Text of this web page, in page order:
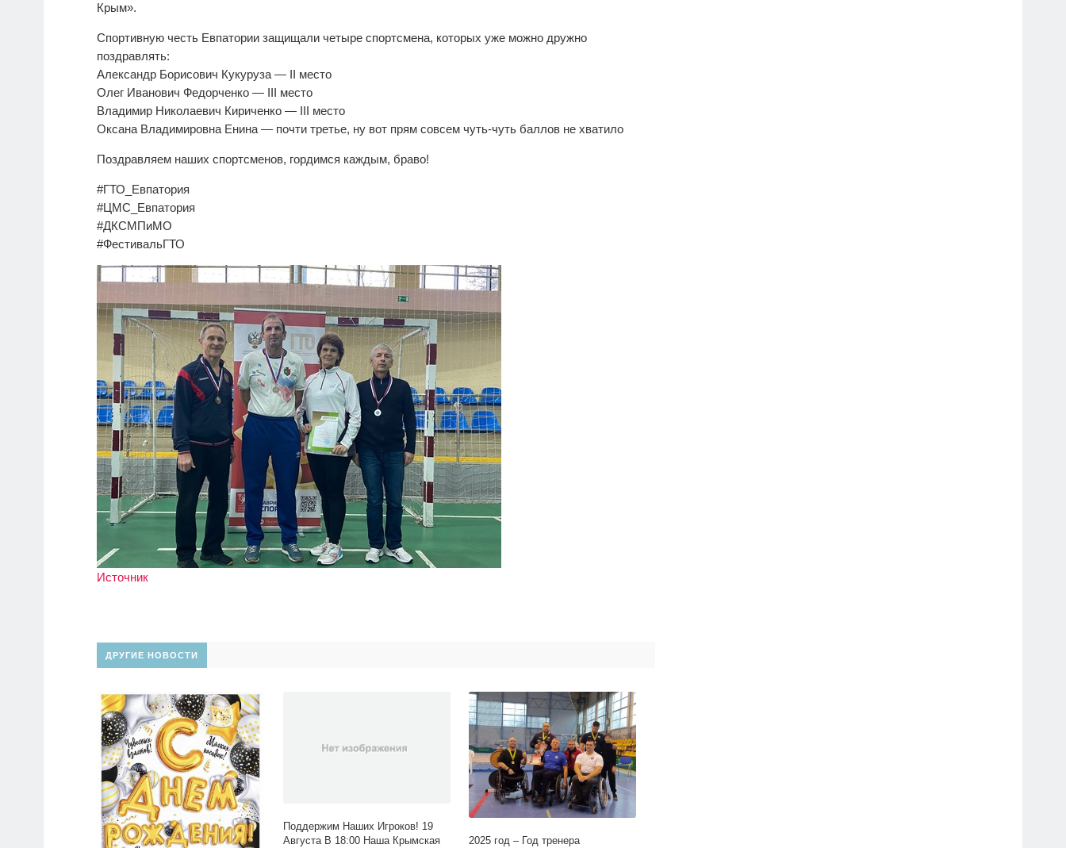
Крым».
Спортивную честь Евпатории защищали четыре спортсмена, которых уже можно дружно
поздравлять:
Александр Борисович Кукуруза — II место
Олег Иванович Федорченко — III место
Владимир Николаевич Кириченко — III место
Оксана Владимировна Енина — почти третье, ну вот прям совсем чуть-чуть баллов не хватило
Поздравляем наших спортсменов, гордимся каждым, браво!
#ГТО_Евпатория
#ЦМС_Евпатория
#ДКСМПиМО
#ФестивальГТО
Источник
ДРУГИЕ НОВОСТИ
Поддержим Наших Игроков! 19
Августа В 18:00 Наша Крымская
2025 год – Год тренера